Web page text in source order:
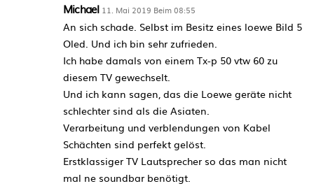
Michael 11. Mai 2019 Beim 08:55
An sich schade. Selbst im Besitz eines loewe Bild 5
Oled. Und ich bin sehr zufrieden.
Ich habe damals von einem Tx-p 50 vtw 60 zu
diesem TV gewechselt.
Und ich kann sagen, das die Loewe geräte nicht
schlechter sind als die Asiaten.
Verarbeitung und verblendungen von Kabel
Schächten sind perfekt gelöst.
Erstklassiger TV Lautsprecher so das man nicht
mal ne soundbar benötigt.